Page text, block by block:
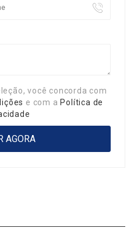
você concorda com
e com a Política de